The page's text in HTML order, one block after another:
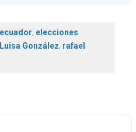
ecuador, elecciones
Luisa González, rafael